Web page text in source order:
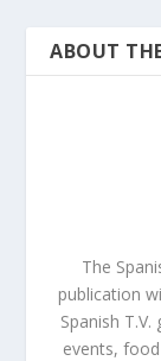
ABOUT
The
publication
Spanish
events,